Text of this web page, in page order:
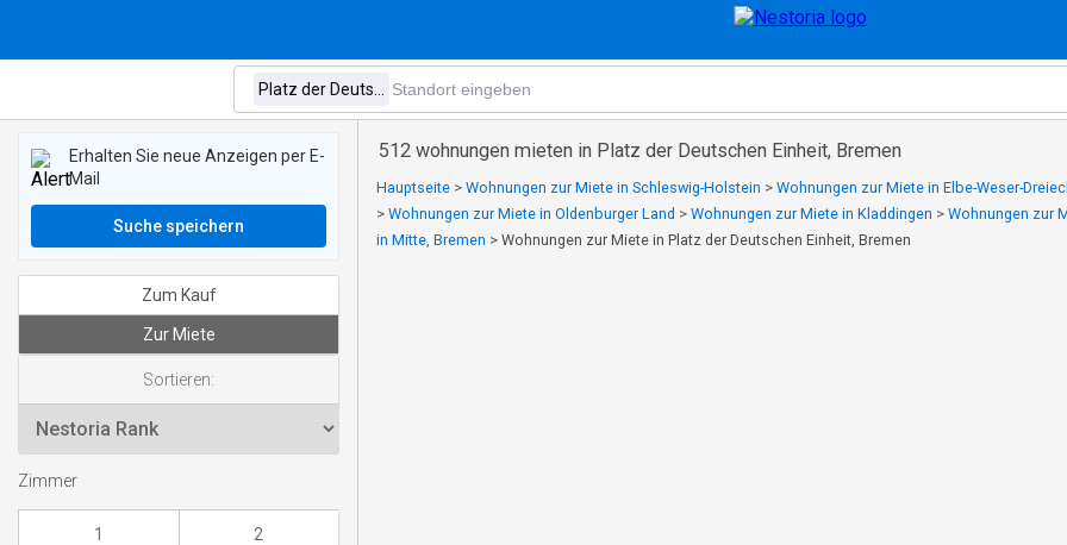
512 wohnungen mieten in Platz der Deutschen Einheit, Bremen
Hauptseite > Wohnungen zur Miete in Schleswig-Holstein > Wohnungen zur Miete in Elbe-Weser-
> Wohnungen zur Miete in Oldenburger Land > Wohnungen zur Miete in Kladdingen > Wohnungen zur
in Mitte, Bremen > Wohnungen zur Miete in Platz der Deutschen Einheit, Bremen
Erhalten Sie neue Anzeigen per E-
Mail
Suche speichern
Zum Kauf
Zur Miete
Sortieren:
Zimmer
1 2